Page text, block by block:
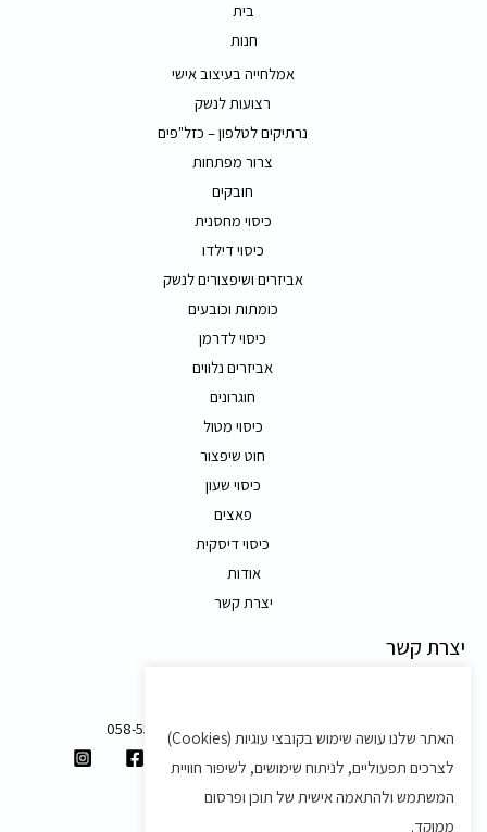
בית
חנות
אמלחייה בעיצוב אישי
רצועות לנשק
נרתיקים לטלפון – כזל"פים
צרור מפתחות
חובקים
כיסוי מחסנית
כיסוי דילדו
אביזרים ושיפצורים לנשק
כומתות וכובעים
כיסוי לדרמן
אביזרים נלווים
חוגרונים
כיסוי מטול
חוט שיפצור
כיסוי שעון
פאצים
כיסוי דיסקית
אודות
יצרת קשר
יצרת קשר
058-5557588
shvartz.order@gmail.com
תנאים ותקנון
האתר שלנו עושה שימוש בקובצי עוגיות (Cookies)
לצרכים תפעוליים, לניתוח שימושים, לשיפור חוויית
המשתמש ולהתאמה אישית של תוכן ופרסום
ממוקד.